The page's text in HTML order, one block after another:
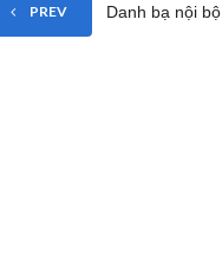
PREV Danh bạ nội bộ